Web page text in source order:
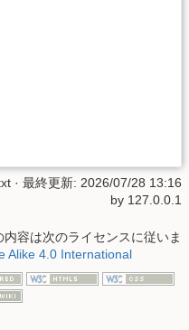
· 最終更新: 2026/07/28 13:16
by 127.0.0.1
容は次のライセンスに従いま
Alike 4.0 International